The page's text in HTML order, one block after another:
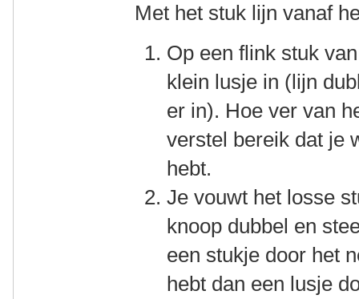
Met het stuk lijn vanaf
Op een flink stuk
klein lusje in (lijn
er in). Hoe ver van
verstel bereik dat je
hebt.
Je vouwt het losse
knoop dubbel en
een stukje door het
hebt dan een lusje